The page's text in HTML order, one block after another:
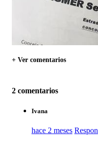
+ Ver comentarios
2 comentarios
Ivana
hace 2 meses